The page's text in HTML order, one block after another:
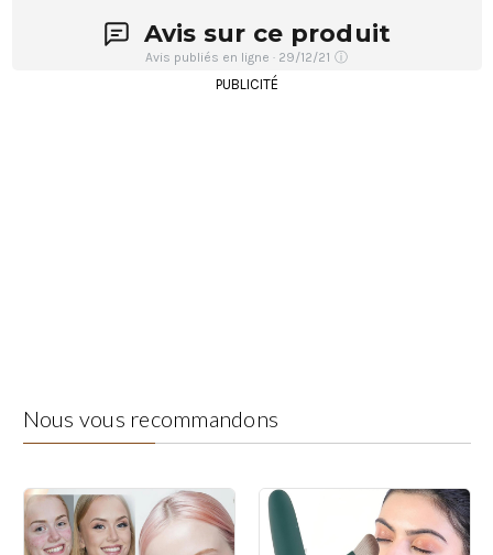
Avis sur ce produit
Avis publiés en ligne · 29/12/21 ⓘ
PUBLICITÉ
Nous vous recommandons